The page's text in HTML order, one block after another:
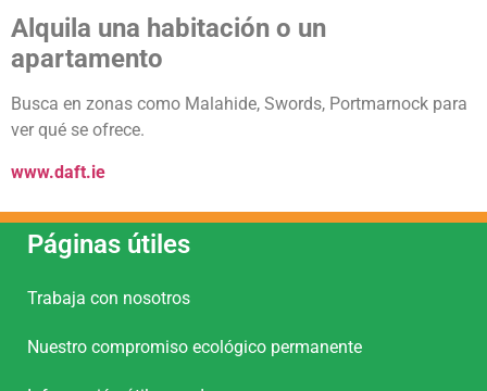
Alquila una habitación o un
apartamento
Busca en zonas como Malahide, Swords, Portmarnock para
ver qué se ofrece.
www.daft.ie
Páginas útiles
Trabaja con nosotros
Nuestro compromiso ecológico permanente